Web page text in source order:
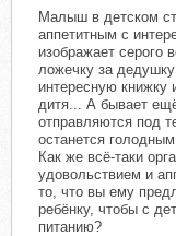
Малыш в детском
аппетитным с
изображает серого
ложечку за
интересную книжку
дитя... А бывает
отправляются под
останется
Как же всё-таки
удовольствием и
то, что вы ему
ребёнку, чтобы с
питанию?